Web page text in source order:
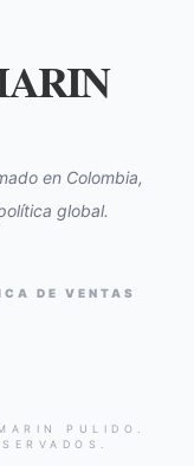
en Colombia,
global.
DE VENTAS
PULIDO.